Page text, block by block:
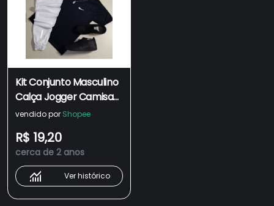
Kit Conjunto Masculino
Calça Jogger Camisa
Masculina Refletiva
Esportivo dry fit
masculino
vendido por Shopee
R$ 19,20
cerca de 2 anos
Ver histórico